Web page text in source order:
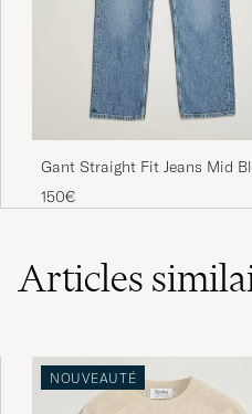
THORSTEN M ACHETÉ
Trang
Gant Straight Fit Jeans Mid
Broken In
150€
Articles
NOUVEAUTÉ